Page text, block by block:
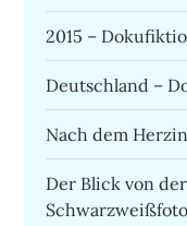
2015 –
Deutschland –
Nach dem
Der Blick von